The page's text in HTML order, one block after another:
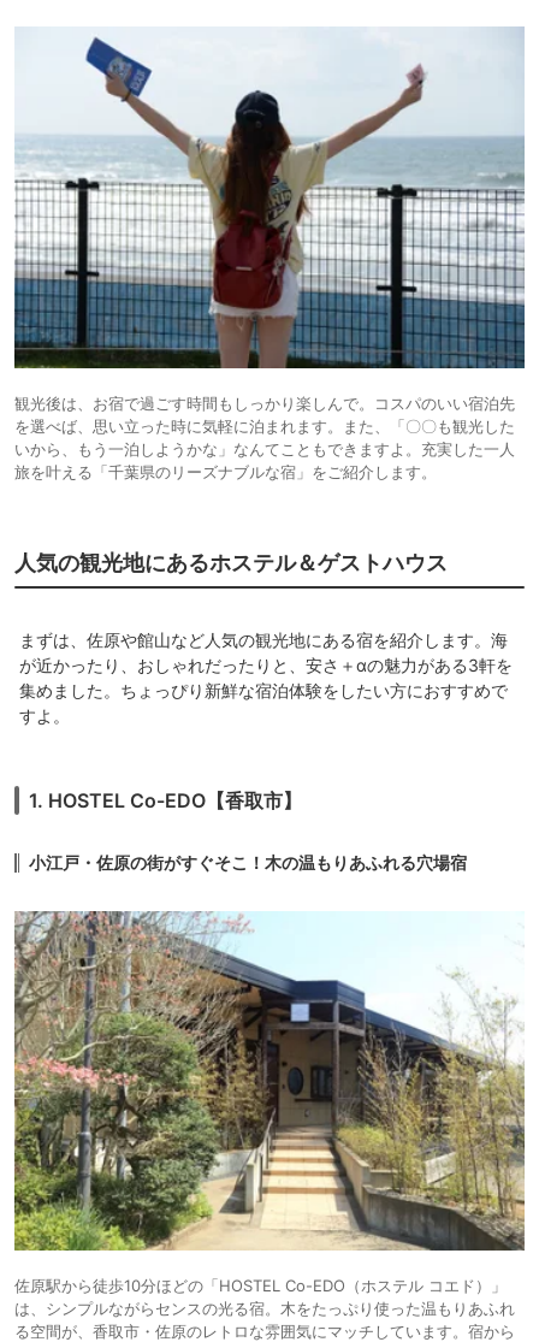
観光後は、お宿で過ごす時間もしっかり楽しんで。コスパのいい宿泊先
を選べば、思い立った時に気軽に泊まれます。また、「〇〇も観光した
いから、もう一泊しようかな」なんてこともできますよ。充実した一人
旅を叶える「千葉県のリーズナブルな宿」をご紹介します。
人気の観光地にあるホステル＆ゲストハウス
まずは、佐原や館山など人気の観光地にある宿を紹介します。海
が近かったり、おしゃれだったりと、安さ＋αの魅力がある3軒を
集めました。ちょっぴり新鮮な宿泊体験をしたい方におすすめで
すよ。
1. HOSTEL Co-EDO【香取市】
小江戸・佐原の街がすぐそこ！木の温もりあふれる穴場宿
佐原駅から徒歩10分ほどの「HOSTEL Co-EDO（ホステル コエド）」
は、シンプルながらセンスの光る宿。木をたっぷり使った温もりあふれ
る空間が、香取市・佐原のレトロな雰囲気にマッチしています。宿から